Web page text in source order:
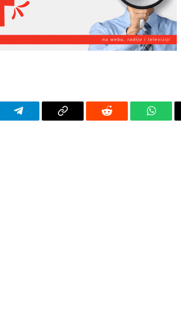
Telegram Copy
Reddit